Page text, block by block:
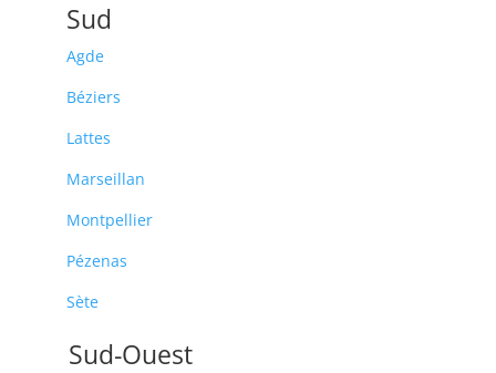
Sud
Agde
Béziers
Lattes
Marseillan
Montpellier
Pézenas
Sète
Sud-Ouest